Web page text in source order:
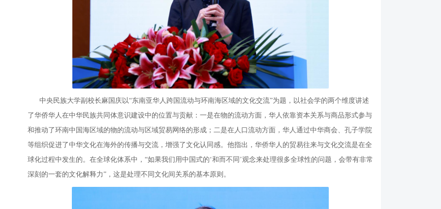
中央民族大学副校长麻国庆以“东南亚华人跨国流动与环南海区域的文化交流”为题，以社会学的两个维度讲述
了华侨华人在中华民族共同体意识建设中的位置与贡献：一是在物的流动方面，华人依靠资本关系与商品形式参与
和推动了环南中国海区域的物的流动与区域贸易网络的形成；二是在人口流动方面，华人通过中华商会、孔子学院
等组织促进了中华文化在海外的传播与交流，增强了文化认同感。他指出，华侨华人的贸易往来与文化交流是在全
球化过程中发生的。在全球化体系中，“如果我们用中国式的‘和而不同’观念来处理很多全球性的问题，会带有非常
深刻的一套的文化解释力”，这是处理不同文化间关系的基本原则。